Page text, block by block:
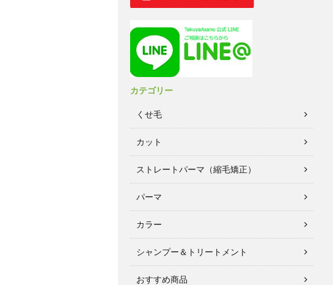
カテゴリー
くせ毛
カット
ストレートパーマ（縮毛矯正）
パーマ
カラー
シャンプー＆トリートメント
おすすめ商品